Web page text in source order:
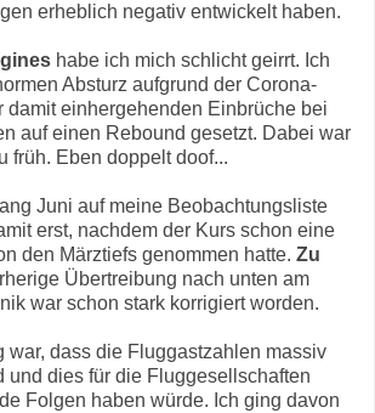
erheblich negativ entwickelt haben.
habe ich mich schlicht geirrt. Ich
Absturz aufgrund der Corona-
damit einhergehenden Einbrüche bei
auf einen Rebound gesetzt. Dabei war
früh. Eben doppelt doof...
Juni auf meine Beobachtungsliste
erst, nachdem der Kurs schon eine
den Märztiefs genommen hatte. Zu
Übertreibung nach unten am
war schon stark korrigiert worden.
war, dass die Fluggastzahlen massiv
und dies für die Fluggesellschaften
Folgen haben würde. Ich ging davon